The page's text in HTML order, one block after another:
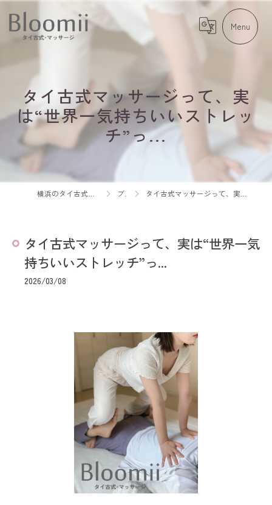
タイ古式マッサージって、実
は“世界一気持ちいいストレッ
チ”っ...
ブログ タイ古式マッサージって、実は“世界一気持ちいいストレッチ”っ...
タイ古式マッサージって、実は“世界一気
持ちいいストレッチ”っ...
2026/03/08